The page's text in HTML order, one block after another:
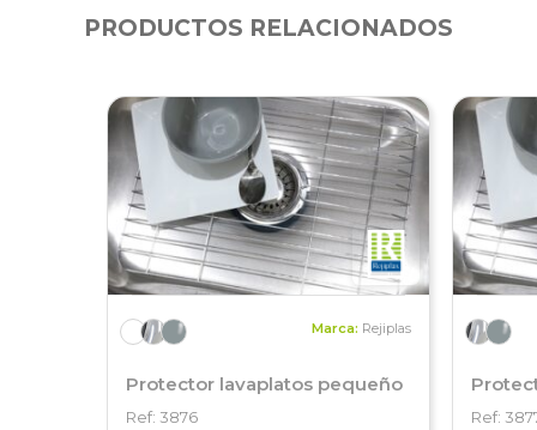
PRODUCTOS RELACIONADOS
Marca: Rejiplas
Protector lavaplatos pequeño
Ref: 3876 Ref: